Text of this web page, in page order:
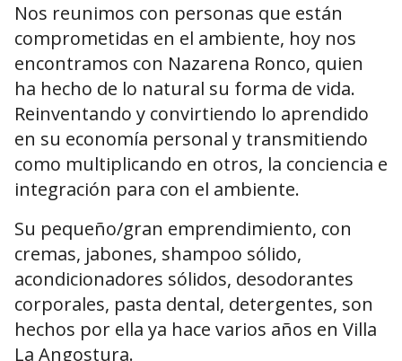
Nos reunimos con personas que están
comprometidas en el ambiente, hoy nos
encontramos con Nazarena Ronco, quien
ha hecho de lo natural su forma de vida.
Reinventando y convirtiendo lo aprendido
en su economía personal y transmitiendo
como multiplicando en otros, la conciencia e
integración para con el ambiente.
Su pequeño/gran emprendimiento, con
cremas, jabones, shampoo sólido,
acondicionadores sólidos, desodorantes
corporales, pasta dental, detergentes, son
hechos por ella ya hace varios años en Villa
La Angostura.